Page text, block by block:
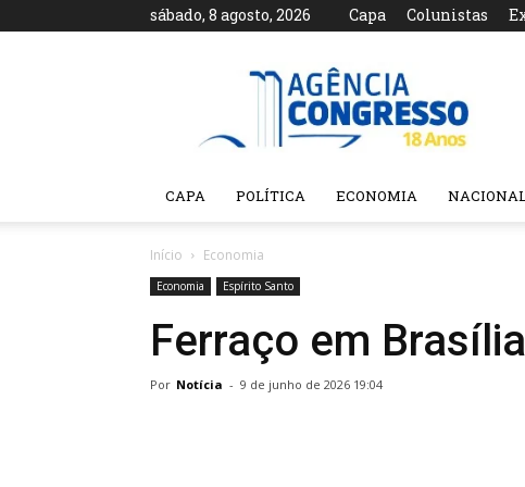
sábado, 8 agosto, 2026 Capa Colunistas
Agência
CAPA POLÍTICA ECONOMIA
Início Economia
Economia Espírito Santo
Ferraço em
Por Notícia - 9 de junho de 2026 19:04